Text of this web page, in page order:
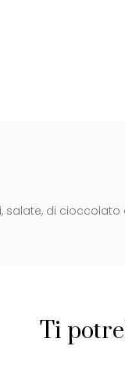
di
Ti